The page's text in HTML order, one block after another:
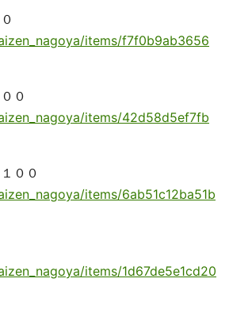
items/f7f0b9ab3656
０
items/42d58d5ef7fb
００
items/6ab51c12ba51b
items/1d67de5e1cd20